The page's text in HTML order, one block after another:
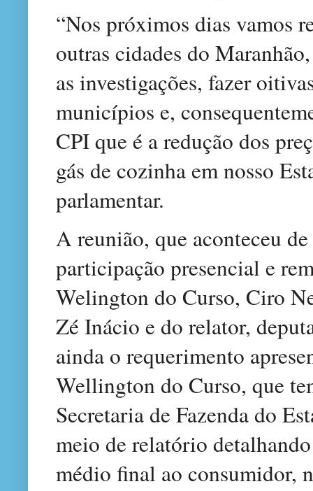
“Nos próximos dias vamos
outras cidades do
as investigações, fazer
municípios e,
CPI que é a redução dos
gás de cozinha em nosso
parlamentar.
A reunião, que aconteceu
participação presencial e
Welington do Curso, Ciro
Zé Inácio e do relator,
ainda o requerimento
Wellington do Curso, que
Secretaria de Fazenda do
meio de relatório
médio final ao consumidor,